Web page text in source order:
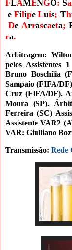
FLAMENGO: Sa
eFilipeLuís; Th
De Arrascaeta;
ra.
Arbitragem:
pelos
Bruno Boschilia
Sampaio (FIFA/
Cruz (FIFA/DF).
Moura (SP).
Ferreira (SC)
Assistente VAR2
VAR: Giulliano
Transmissão: Rede